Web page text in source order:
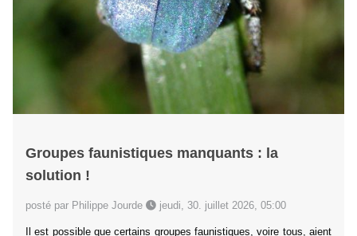
Groupes faunistiques manquants : la
solution !
posté par Philippe Jourde jeudi, 30. juillet 2026, 05:00
Il est possible que certains groupes faunistiques, voire tous, aient